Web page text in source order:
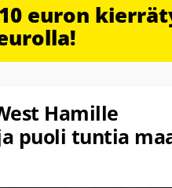
euron
Hamille
puoli tuntia